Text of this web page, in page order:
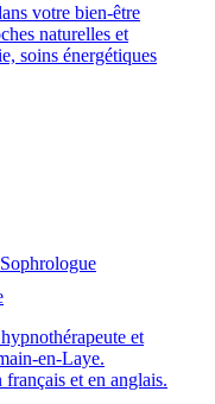
votre bien-être
naturelles et
soins énergétiques
Sophrologue
et
en-Laye.
et en anglais.